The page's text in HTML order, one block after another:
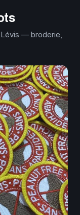
Lévis — broderie,